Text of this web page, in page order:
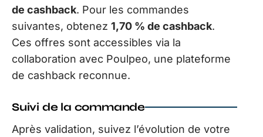
de cashback. Pour les commandes
suivantes, obtenez 1,70 % de cashback.
Ces offres sont accessibles via la
collaboration avec Poulpeo, une plateforme
de cashback reconnue.
Suivi de la commande
Après validation, suivez l’évolution de votre